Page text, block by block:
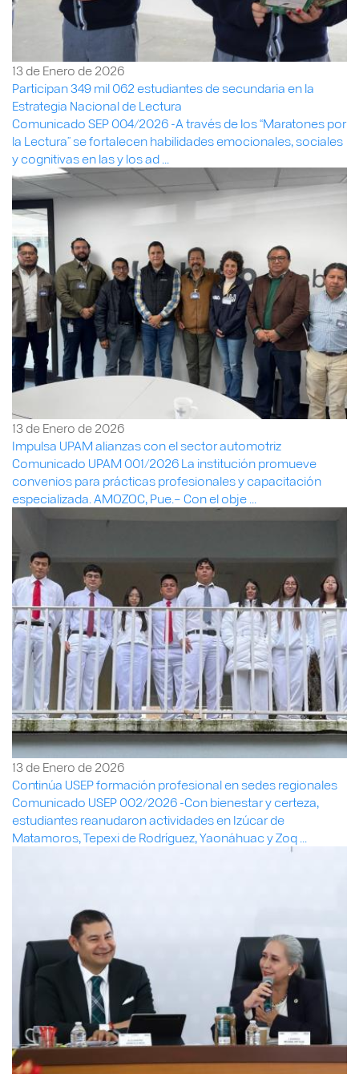
13 de Enero de 2026
Participan 349 mil 062 estudiantes de secundaria en la
Estrategia Nacional de Lectura
Comunicado SEP 004/2026 -A través de los “Maratones por
la Lectura” se fortalecen habilidades emocionales, sociales
y cognitivas en las y los ad ...
13 de Enero de 2026
Impulsa UPAM alianzas con el sector automotriz
Comunicado UPAM 001/2026 La institución promueve
convenios para prácticas profesionales y capacitación
especializada. AMOZOC, Pue.– Con el obje ...
13 de Enero de 2026
Continúa USEP formación profesional en sedes regionales
Comunicado USEP 002/2026 -Con bienestar y certeza,
estudiantes reanudaron actividades en Izúcar de
Matamoros, Tepexi de Rodríguez, Yaonáhuac y Zoq ...